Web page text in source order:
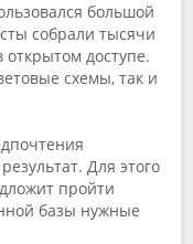
большой
собрали тысячи
доступе.
схемы, так и
Для этого
пройти
базы нужные